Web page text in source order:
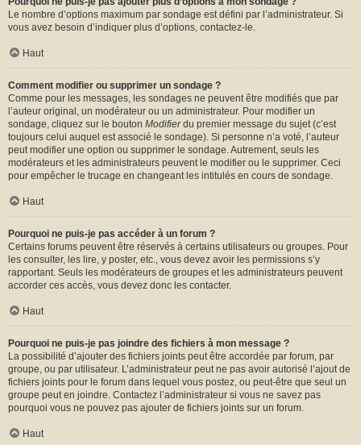
Le nombre d’options maximum par sondage est défini par l’administrateur. Si
vous avez besoin d’indiquer plus d’options, contactez-le.
Haut
Comment modifier ou supprimer un sondage ?
Comme pour les messages, les sondages ne peuvent être modifiés que par
l’auteur original, un modérateur ou un administrateur. Pour modifier un
sondage, cliquez sur le bouton Modifierdu premier message du sujet (c’est
toujours celui auquel est associé le sondage). Si personne n’a voté, l’auteur
peut modifier une option ou supprimer le sondage. Autrement, seuls les
modérateurs et les administrateurs peuvent le modifier ou le supprimer. Ceci
pour empêcher le trucage en changeant les intitulés en cours de sondage.
Haut
Pourquoi ne puis-je pas accéder à un forum ?
Certains forums peuvent être réservés à certains utilisateurs ou groupes. Pour
les consulter, les lire, y poster, etc., vous devez avoir les permissions s’y
rapportant. Seuls les modérateurs de groupes et les administrateurs peuvent
accorder ces accès, vous devez donc les contacter.
Haut
Pourquoi ne puis-je pas joindre des fichiers à mon message ?
La possibilité d’ajouter des fichiers joints peut être accordée par forum, par
groupe, ou par utilisateur. L’administrateur peut ne pas avoir autorisé l’ajout de
fichiers joints pour le forum dans lequel vous postez, ou peut-être que seul un
groupe peut en joindre. Contactez l’administrateur si vous ne savez pas
pourquoi vous ne pouvez pas ajouter de fichiers joints sur un forum.
Haut